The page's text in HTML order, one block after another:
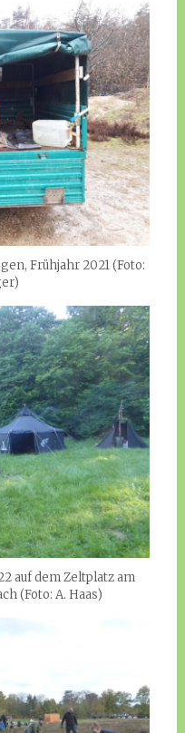
Frühjahr 2021 (Foto:
auf dem Zeltplatz am
(Foto: A. Haas)